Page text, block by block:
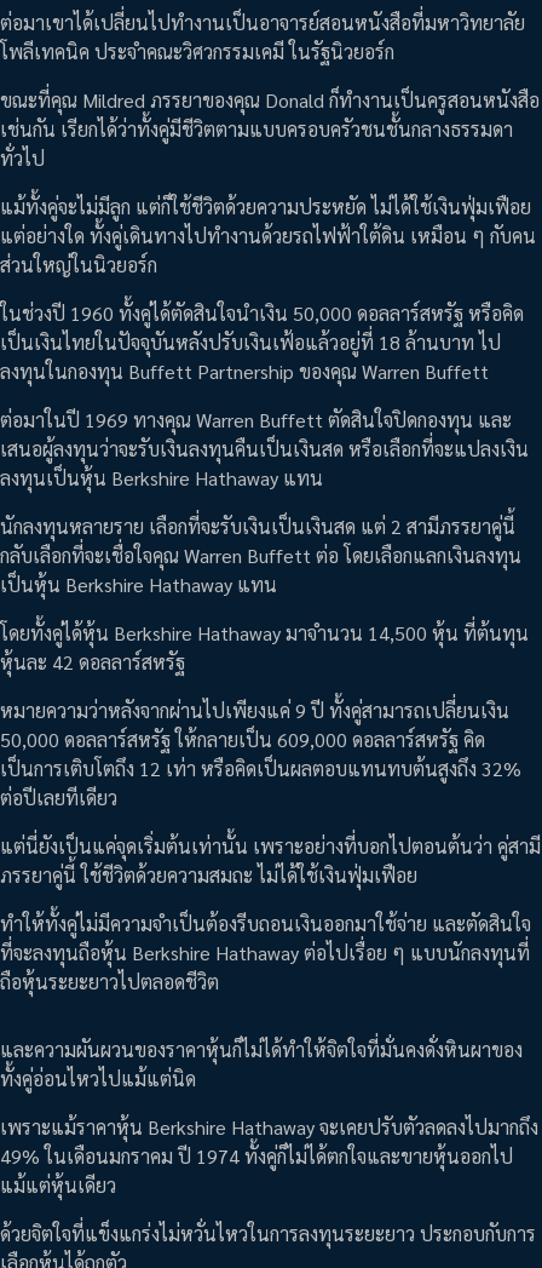
ต่อมาเขาได้เปลี่ยนไปทำงานเป็นอาจารย์สอนหนังสือที่มหาวิทยาลัย
โพลีเทคนิค ประจำคณะวิศวกรรมเคมี ในรัฐนิวยอร์ก
ขณะที่คุณ Mildred ภรรยาของคุณ Donald ก็ทำงานเป็นครูสอนหนังสือ
เช่นกัน เรียกได้ว่าทั้งคู่มีชีวิตตามแบบครอบครัวชนชั้นกลางธรรมดา
ทั่วไป
แม้ทั้งคู่จะไม่มีลูก แต่ก็ใช้ชีวิตด้วยความประหยัด ไม่ได้ใช้เงินฟุ่มเฟือย
แต่อย่างใด ทั้งคู่เดินทางไปทำงานด้วยรถไฟฟ้าใต้ดิน เหมือน ๆ กับคน
ส่วนใหญ่ในนิวยอร์ก
ในช่วงปี 1960 ทั้งคู่ได้ตัดสินใจนำเงิน 50,000 ดอลลาร์สหรัฐ หรือคิด
เป็นเงินไทยในปัจจุบันหลังปรับเงินเฟ้อแล้วอยู่ที่ 18 ล้านบาท ไป
ลงทุนในกองทุน Buffett Partnership ของคุณ Warren Buffett
ต่อมาในปี 1969 ทางคุณ Warren Buffett ตัดสินใจปิดกองทุน และ
เสนอผู้ลงทุนว่าจะรับเงินลงทุนคืนเป็นเงินสด หรือเลือกที่จะแปลงเงิน
ลงทุนเป็นหุ้น Berkshire Hathaway แทน
นักลงทุนหลายราย เลือกที่จะรับเงินเป็นเงินสด แต่ 2 สามีภรรยาคู่นี้
กลับเลือกที่จะเชื่อใจคุณ Warren Buffett ต่อ โดยเลือกแลกเงินลงทุน
เป็นหุ้น Berkshire Hathaway แทน
โดยทั้งคู่ได้หุ้น Berkshire Hathaway มาจำนวน 14,500 หุ้น ที่ต้นทุน
หุ้นละ 42 ดอลลาร์สหรัฐ
หมายความว่าหลังจากผ่านไปเพียงแค่ 9 ปี ทั้งคู่สามารถเปลี่ยนเงิน
50,000 ดอลลาร์สหรัฐ ให้กลายเป็น 609,000 ดอลลาร์สหรัฐ คิด
เป็นการเติบโตถึง 12 เท่า หรือคิดเป็นผลตอบแทนทบต้นสูงถึง 32%
ต่อปีเลยทีเดียว
แต่นี่ยังเป็นแค่จุดเริ่มต้นเท่านั้น เพราะอย่างที่บอกไปตอนต้นว่า คู่สามี
ภรรยาคู่นี้ ใช้ชีวิตด้วยความสมถะ ไม่ได้ใช้เงินฟุ่มเฟือย
ทำให้ทั้งคู่ไม่มีความจำเป็นต้องรีบถอนเงินออกมาใช้จ่าย และตัดสินใจ
ที่จะลงทุนถือหุ้น Berkshire Hathaway ต่อไปเรื่อย ๆ แบบนักลงทุนที่
ถือหุ้นระยะยาวไปตลอดชีวิต
และความผันผวนของราคาหุ้นก็ไม่ได้ทำให้จิตใจที่มั่นคงดั่งหินผาของ
ทั้งคู่อ่อนไหวไปแม้แต่นิด
เพราะแม้ราคาหุ้น Berkshire Hathaway จะเคยปรับตัวลดลงไปมากถึง
49% ในเดือนมกราคม ปี 1974 ทั้งคู่ก็ไม่ได้ตกใจและขายหุ้นออกไป
แม้แต่หุ้นเดียว
ด้วยจิตใจที่แข็งแกร่งไม่หวั่นไหวในการลงทุนระยะยาว ประกอบกับการ
เลือกหุ้นได้ถูกตัว